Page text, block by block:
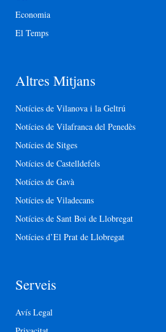
Economia
El Temps
Altres Mitjans
Notícies de Vilanova i la Geltrú
Notícies de Vilafranca del Penedès
Notícies de Sitges
Notícies de Castelldefels
Notícies de Gavà
Notícies de Viladecans
Notícies de Sant Boi de Llobregat
Notícies d’El Prat de Llobregat
Serveis
Avís Legal